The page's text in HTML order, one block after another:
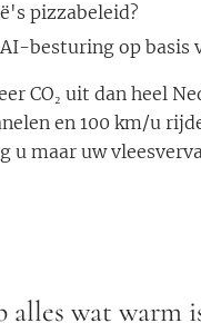
pizzabeleid?
besturing op basis
CO₂ uit dan heel
en 100 km/u
maar uw
wat warm